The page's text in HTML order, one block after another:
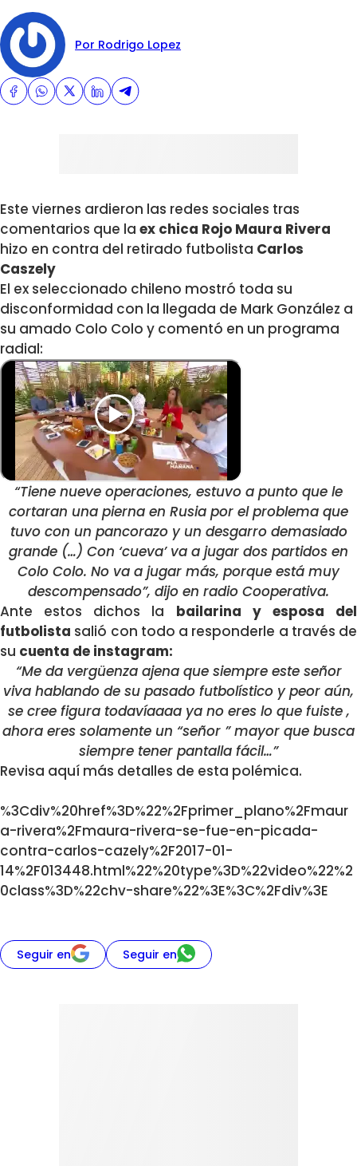
Por Rodrigo Lopez
Este viernes ardieron las redes sociales tras
comentarios que la ex chica Rojo Maura Rivera
hizo en contra del retirado futbolista Carlos
Caszely
El ex seleccionado chileno mostró toda su
disconformidad con la llegada de Mark González a
su amado Colo Colo y comentó en un programa
radial:
“Tiene nueve operaciones, estuvo a punto que le
cortaran una pierna en Rusia por el problema que
tuvo con un pancorazo y un desgarro demasiado
grande (…) Con ‘cueva’ va a jugar dos partidos en
Colo Colo. No va a jugar más, porque está muy
descompensado”, dijo en radio Cooperativa.
Ante estos dichos la bailarina y esposa del
futbolista salió con todo a responderle a través de
su cuenta de instagram:
“Me da vergüenza ajena que siempre este señor
viva hablando de su pasado futbolístico y peor aún,
se cree figura todavíaaaa ya no eres lo que fuiste ,
ahora eres solamente un “señor ” mayor que busca
siempre tener pantalla fácil…”
Revisa aquí más detalles de esta polémica.
%3Cdiv%20href%3D%22%2Fprimer_plano%2Fmaur
a-rivera%2Fmaura-rivera-se-fue-en-picada-
contra-carlos-cazely%2F2017-01-
14%2F013448.html%22%20type%3D%22video%22%2
0class%3D%22chv-share%22%3E%3C%2Fdiv%3E
Seguir en Seguir en